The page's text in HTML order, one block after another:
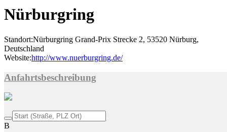
Nürburgring
Standort:Nürburgring Grand-Prix Strecke 2, 53520 Nürburg,
Deutschland
Website:http://www.nuerburgring.de/
Anfahrtsbeschreibung
B